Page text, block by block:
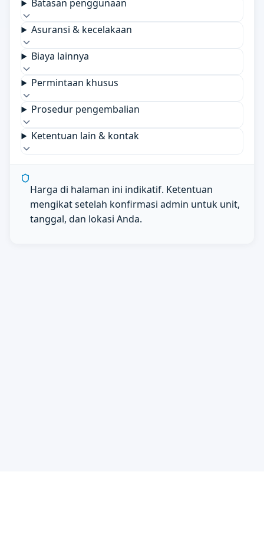
Batasan penggunaan
Asuransi & kecelakaan
Biaya lainnya
Permintaan khusus
Prosedur pengembalian
Ketentuan lain & kontak
Harga di halaman ini indikatif. Ketentuan
mengikat setelah konfirmasi admin untuk unit,
tanggal, dan lokasi Anda.